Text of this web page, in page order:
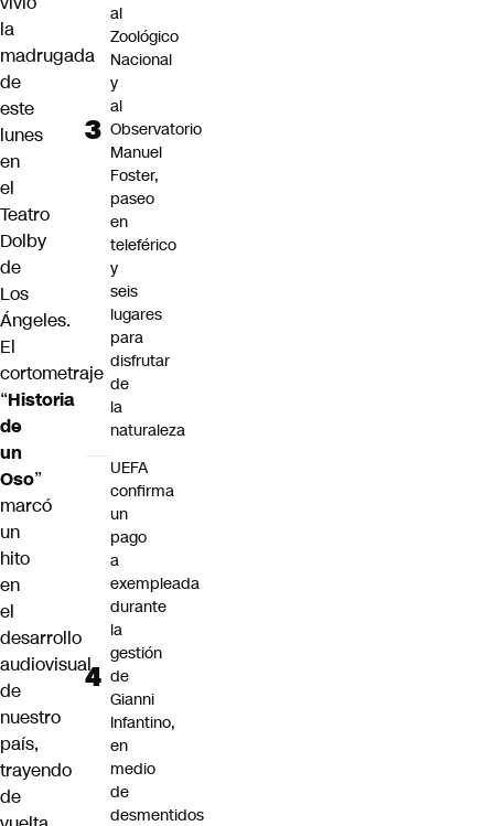
la
madrugada
de
este
lunes
en
el
Teatro
Dolby
de
Los
Ángeles.
El
cortometraje
“Historia
de
un
Oso”
marcó
un
hito
en
el
desarrollo
audiovisual
de
nuestro
país,
trayendo
de
al
Zoológico
Nacional
y
al
Observatorio
Manuel
Foster,
paseo
en
teleférico
y
seis
lugares
para
disfrutar
de
la
naturaleza
UEFA
confirma
un
pago
a
exempleada
durante
la
gestión
de
Gianni
Infantino,
en
medio
de
desmentidos